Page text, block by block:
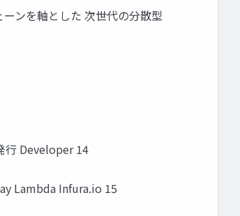
ンを軸とした 次世代の分散型
行 Developer 14
Lambda Infura.io 15